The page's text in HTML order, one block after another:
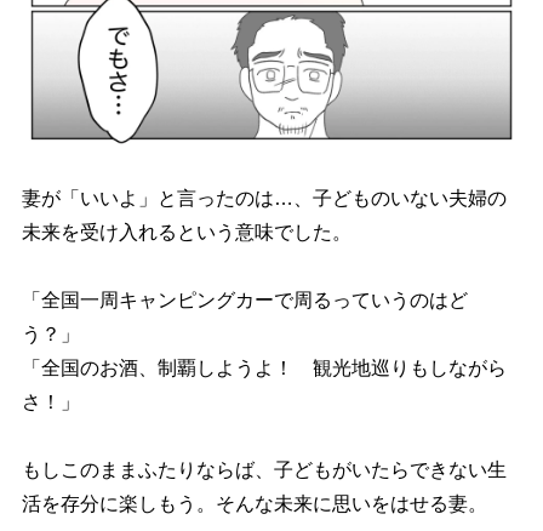
妻が「いいよ」と言ったのは…、子どものいない夫婦の
未来を受け入れるという意味でした。
「全国一周キャンピングカーで周るっていうのはど
う？」
「全国のお酒、制覇しようよ！ 観光地巡りもしながら
さ！」
もしこのままふたりならば、子どもがいたらできない生
活を存分に楽しもう。そんな未来に思いをはせる妻。